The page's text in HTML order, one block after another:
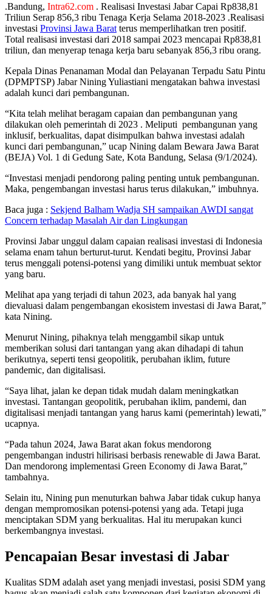
.Bandung, Intra62.com . Realisasi Investasi Jabar Capai Rp838,81
Triliun Serap 856,3 ribu Tenaga Kerja Selama 2018-2023 .Realisasi
investasi Provinsi Jawa Baratterus memperlihatkan tren positif.
Total realisasi investasi dari 2018 sampai 2023 mencapai Rp838,81
triliun, dan menyerap tenaga kerja baru sebanyak 856,3 ribu orang.
Kepala Dinas Penanaman Modal dan Pelayanan Terpadu Satu Pintu
(DPMPTSP) Jabar Nining Yuliastiani mengatakan bahwa investasi
adalah kunci dari pembangunan.
“Kita telah melihat beragam capaian dan pembangunan yang
dilakukan oleh pemerintah di 2023 . Meliputi pembangunan yang
inklusif, berkualitas, dapat disimpulkan bahwa investasi adalah
kunci dari pembangunan,” ucap Nining dalam Bewara Jawa Barat
(BEJA) Vol. 1 di Gedung Sate, Kota Bandung, Selasa (9/1/2024).
“Investasi menjadi pendorong paling penting untuk pembangunan.
Maka, pengembangan investasi harus terus dilakukan,” imbuhnya.
Baca juga : Sekjend Balham Wadja SH sampaikan AWDI sangat
Concern terhadap Masalah Air dan Lingkungan
Provinsi Jabar unggul dalam capaian realisasi investasi di Indonesia
selama enam tahun berturut-turut. Kendati begitu, Provinsi Jabar
terus menggali potensi-potensi yang dimiliki untuk membuat sektor
yang baru.
Melihat apa yang terjadi di tahun 2023, ada banyak hal yang
dievaluasi dalam pengembangan ekosistem investasi di Jawa Barat,”
kata Nining.
Menurut Nining, pihaknya telah menggambil sikap untuk
memberikan solusi dari tantangan yang akan dihadapi di tahun
berikutnya, seperti tensi geopolitik, perubahan iklim, future
pandemic, dan digitalisasi.
“Saya lihat, jalan ke depan tidak mudah dalam meningkatkan
investasi. Tantangan geopolitik, perubahan iklim, pandemi, dan
digitalisasi menjadi tantangan yang harus kami (pemerintah) lewati,”
ucapnya.
“Pada tahun 2024, Jawa Barat akan fokus mendorong
pengembangan industri hilirisasi berbasis renewable di Jawa Barat.
Dan mendorong implementasi Green Economy di Jawa Barat,”
tambahnya.
Selain itu, Nining pun menuturkan bahwa Jabar tidak cukup hanya
dengan mempromosikan potensi-potensi yang ada. Tetapi juga
menciptakan SDM yang berkualitas. Hal itu merupakan kunci
berkembangnya investasi.
Pencapaian Besar investasi di Jabar
Kualitas SDM adalah aset yang menjadi investasi, posisi SDM yang